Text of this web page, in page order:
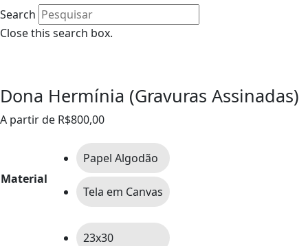
Search
Close this search box.
Dona Hermínia (Gravuras Assinadas)
A partir de R$800,00
Material
Papel Algodão
Tela em Canvas
23x30